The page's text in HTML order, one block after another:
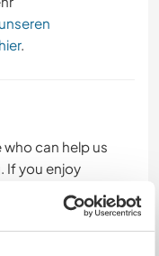
.
can help us
If you enjoy
with an
with us!